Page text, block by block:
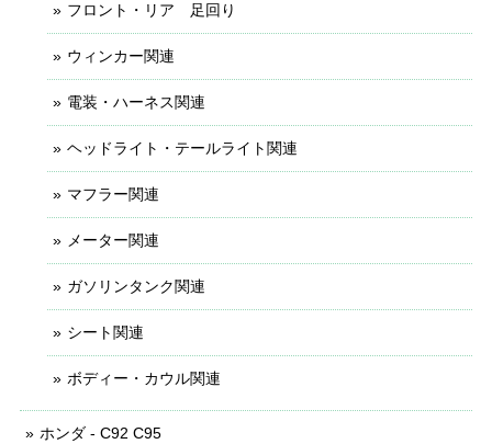
フロント・リア 足回り
ウィンカー関連
電装・ハーネス関連
ヘッドライト・テールライト関連
マフラー関連
メーター関連
ガソリンタンク関連
シート関連
ボディー・カウル関連
ホンダ - C92 C95